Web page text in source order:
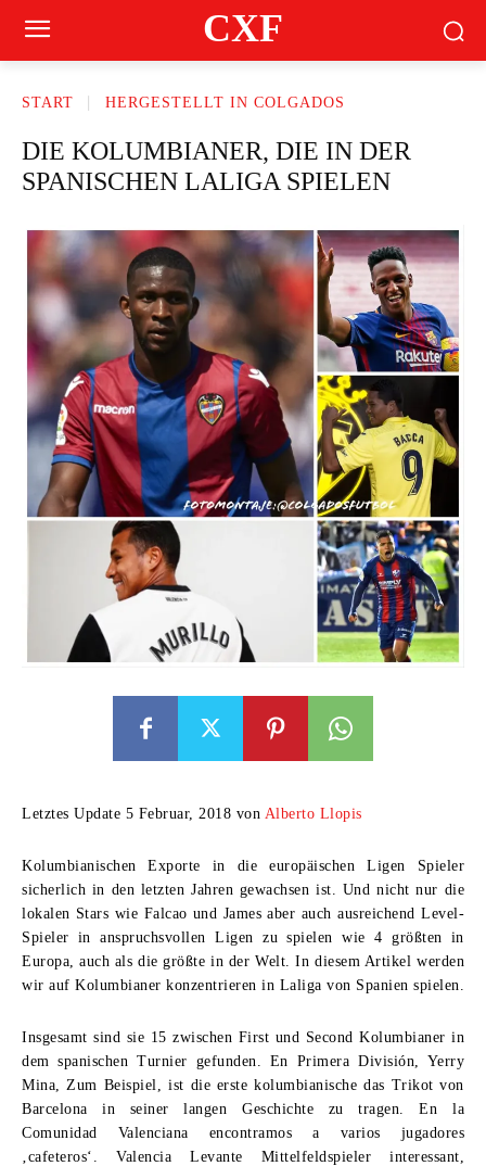
CXF
START HERGESTELLT IN COLGADOS
DIE KOLUMBIANER, DIE IN DER
SPANISCHEN LALIGA SPIELEN
Letztes Update 5 Februar, 2018 von Alberto Llopis
Kolumbianischen Exporte in die europäischen Ligen Spieler
sicherlich in den letzten Jahren gewachsen ist. Und nicht nur die
lokalen Stars wie Falcao und James aber auch ausreichend Level-
Spieler in anspruchsvollen Ligen zu spielen wie 4 größten in
Europa, auch als die größte in der Welt. In diesem Artikel werden
wir auf Kolumbianer konzentrieren in Laliga von Spanien spielen.
Insgesamt sind sie 15 zwischen First und Second Kolumbianer in
dem spanischen Turnier gefunden. En Primera División, Yerry
Mina, Zum Beispiel, ist die erste kolumbianische das Trikot von
Barcelona in seiner langen Geschichte zu tragen.En la
Comunidad Valenciana encontramos a varios jugadores
‚cafeteros‘. Valencia Levante Mittelfeldspieler interessant,